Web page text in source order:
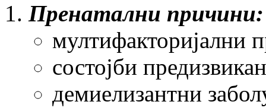
Пренатални причини:
мултифакторијални
состојби
демиелизантни